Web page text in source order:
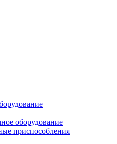
оборудование
приспособления